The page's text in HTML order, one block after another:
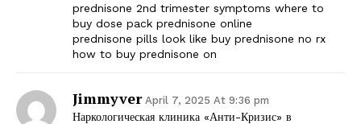
prednisone 2nd trimester symptoms where to
buy dose pack prednisone online
prednisone pills look like buy prednisone no rx
how to buy prednisone on
Jimmyver April 7, 2025 At 9:36 pm
Наркологическая клиника «Анти-Кризис» в